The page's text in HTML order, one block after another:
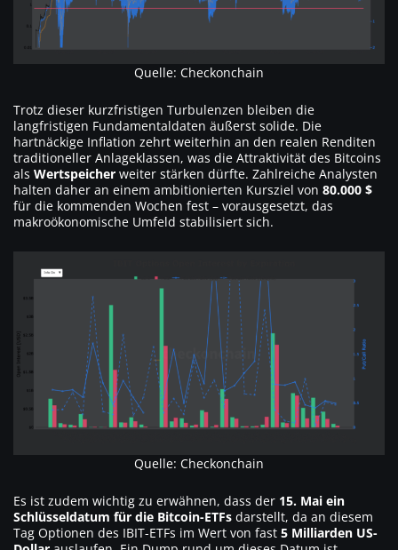
Quelle: Checkonchain
Trotz dieser kurzfristigen Turbulenzen bleiben die
langfristigen Fundamentaldaten äußerst solide. Die
hartnäckige Inflation zehrt weiterhin an den realen Renditen
traditioneller Anlageklassen, was die Attraktivität des Bitcoins
als Wertspeicher weiter stärken dürfte. Zahlreiche Analysten
halten daher an einem ambitionierten Kursziel von 80.000 $
für die kommenden Wochen fest – vorausgesetzt, das
makroökonomische Umfeld stabilisiert sich.
Quelle: Checkonchain
Es ist zudem wichtig zu erwähnen, dass der 15. Mai ein
Schlüsseldatum für die Bitcoin-ETFs darstellt, da an diesem
Tag Optionen des IBIT-ETFs im Wert von fast 5 Milliarden US-